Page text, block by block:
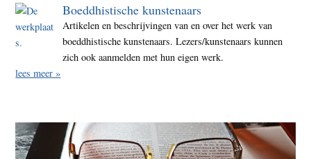
Boeddhistische kunstenaars
Artikelen en beschrijvingen van en over het werk van
boeddhistische kunstenaars. Lezers/kunstenaars kunnen
zich ook aanmelden met hun eigen werk.
lees meer »